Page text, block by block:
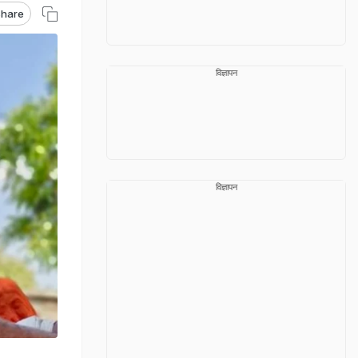
विज्ञापन
विज्ञापन